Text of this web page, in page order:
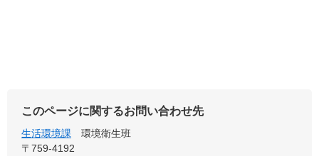
このページに関するお問い合わせ先
生活環境課
環境衛生班
〒759-4192